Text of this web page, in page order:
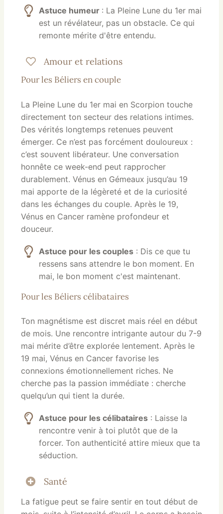
Astuce humeur : La Pleine Lune du 1er mai
est un révélateur, pas un obstacle. Ce qui
remonte mérite d'être entendu.
Amour et relations
Pour les Béliers en couple
La Pleine Lune du 1er mai en Scorpion touche
directement ton secteur des relations intimes.
Des vérités longtemps retenues peuvent
émerger. Ce n’est pas forcément douloureux :
c’est souvent libérateur. Une conversation
honnête ce week-end peut rapprocher
durablement. Vénus en Gémeaux jusqu’au 19
mai apporte de la légèreté et de la curiosité
dans les échanges du couple. Après le 19,
Vénus en Cancer ramène profondeur et
douceur.
Astuce pour les couples : Dis ce que tu
ressens sans attendre le bon moment. En
mai, le bon moment c'est maintenant.
Pour les Béliers célibataires
Ton magnétisme est discret mais réel en début
de mois. Une rencontre intrigante autour du 7-9
mai mérite d’être explorée lentement. Après le
19 mai, Vénus en Cancer favorise les
connexions émotionnellement riches. Ne
cherche pas la passion immédiate : cherche
quelqu’un qui tient la durée.
Astuce pour les célibataires : Laisse la
rencontre venir à toi plutôt que de la
forcer. Ton authenticité attire mieux que ta
séduction.
Santé
La fatigue peut se faire sentir en tout début de